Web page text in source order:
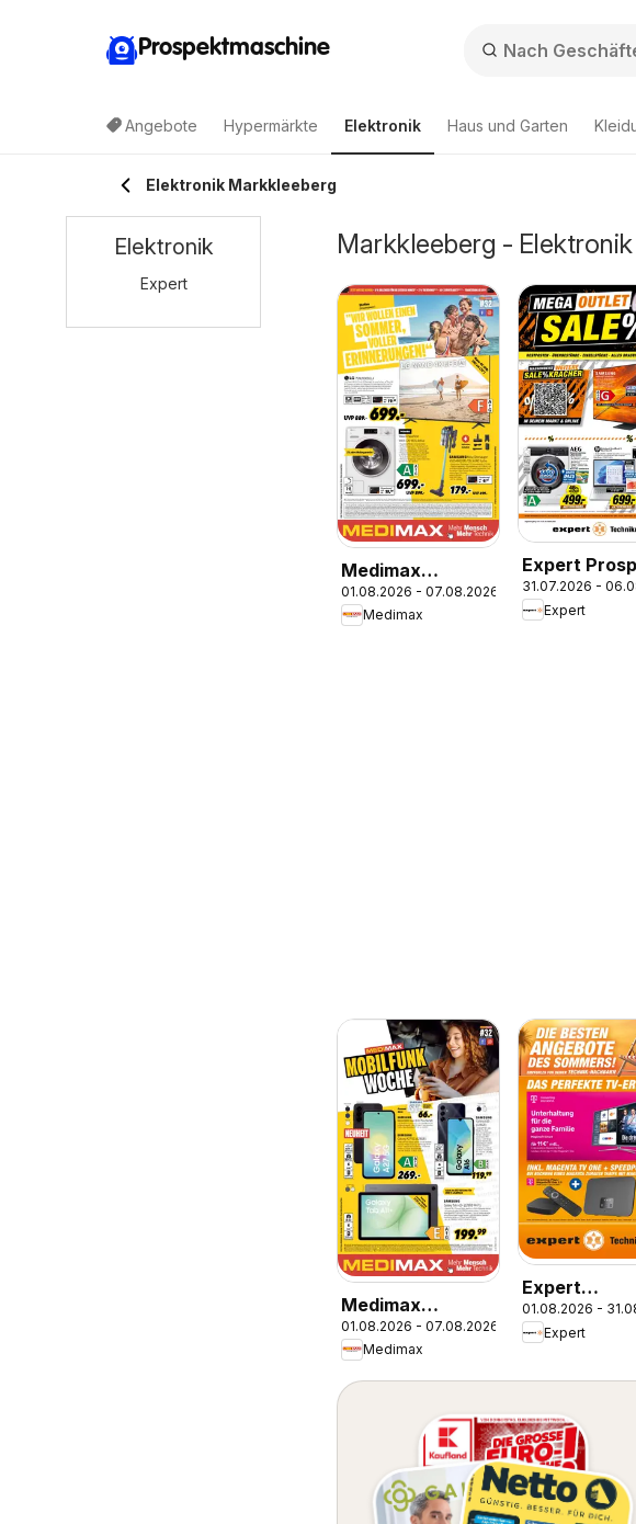
Prospektmaschine
Angebote Hypermärkte Elektronik Haus und Garten
Elektronik Markkleeberg
Markkleeberg -
Medimax
Prospekt
01.08.2026 - 07.08.2026
Medimax
Expert
31.07.2026 -
Expert
Medimax
Mobilfunk Woche
01.08.2026 - 07.08.2026
Medimax
Expert
Highlights im
01.08.2026 -
Expert
Elektronik
Expert